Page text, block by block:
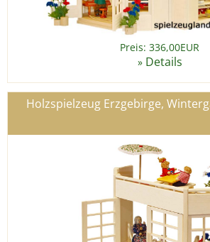
Preis: 336,00EUR
» Details
Holzspielzeug Erzgebirge,